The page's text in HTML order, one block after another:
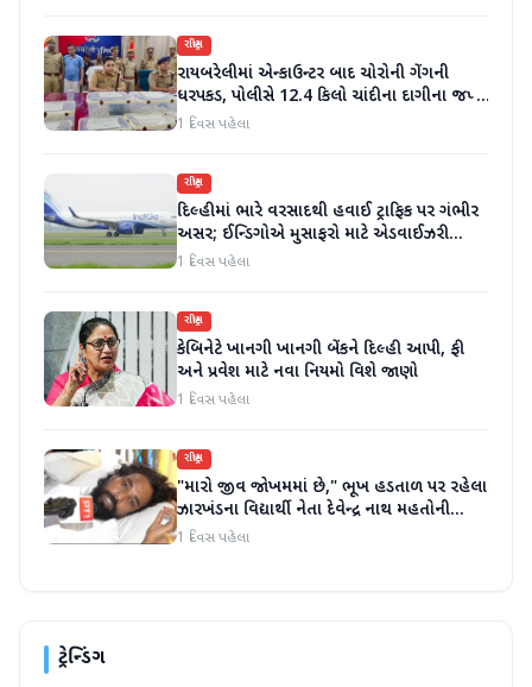
રાષ્ટ્રીય
રાયબરેલીમાં એન્કાઉન્ટર બાદ ચોરોની ગેંગની
ધરપકડ, પોલીસે 12.4 કિલો ચાંદીના દાગીના જપ્ત
કર્યા
1 દિવસ પહેલા
રાષ્ટ્રીય
દિલ્હીમાં ભારે વરસાદથી હવાઈ ટ્રાફિક પર ગંભીર
અસર; ઈન્ડિગોએ મુસાફરો માટે એડવાઈઝરી
જાહેર કરી
1 દિવસ પહેલા
રાષ્ટ્રીય
કેબિનેટે ખાનગી ખાનગી બેંકને દિલ્હી આપી, ફી
અને પ્રવેશ માટે નવા નિયમો વિશે જાણો
1 દિવસ પહેલા
રાષ્ટ્રીય
"મારો જીવ જોખમમાં છે," ભૂખ હડતાળ પર રહેલા
ઝારખંડના વિદ્યાર્થી નેતા દેવેન્દ્ર નાથ મહતોની
તબિયત ખરાબ
1 દિવસ પહેલા
ટ્રેન્ડિંગ